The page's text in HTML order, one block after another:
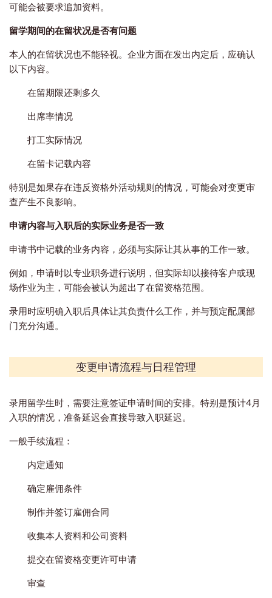
可能会被要求追加资料。
留学期间的在留状况是否有问题
本人的在留状况也不能轻视。企业方面在发出内定后，应确认
以下内容。
在留期限还剩多久
出席率情况
打工实际情况
在留卡记载内容
特别是如果存在违反资格外活动规则的情况，可能会对变更审
查产生不良影响。
申请内容与入职后的实际业务是否一致
申请书中记载的业务内容，必须与实际让其从事的工作一致。
例如，申请时以专业职务进行说明，但实际却以接待客户或现
场作业为主，可能会被认为超出了在留资格范围。
录用时应明确入职后具体让其负责什么工作，并与预定配属部
门充分沟通。
变更申请流程与日程管理
录用留学生时，需要注意签证申请时间的安排。特别是预计4月
入职的情况，准备延迟会直接导致入职延迟。
一般手续流程：
内定通知
确定雇佣条件
制作并签订雇佣合同
收集本人资料和公司资料
提交在留资格变更许可申请
审查